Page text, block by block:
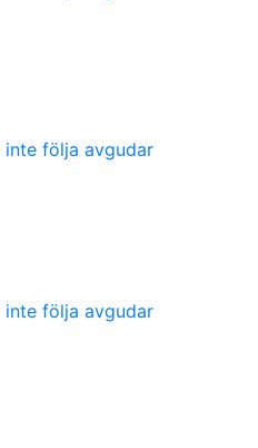
följa avgudar
följa avgudar